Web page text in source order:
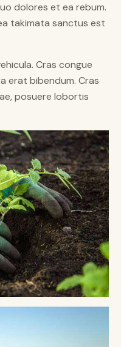
dolores et ea rebum.
takimata sanctus est
Cras congue
erat bibendum. Cras
posuere lobortis